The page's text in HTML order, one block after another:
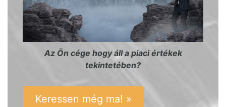
Az Ön cége hogy áll a piaci értékek
tekintetében?
Keressen még ma! »